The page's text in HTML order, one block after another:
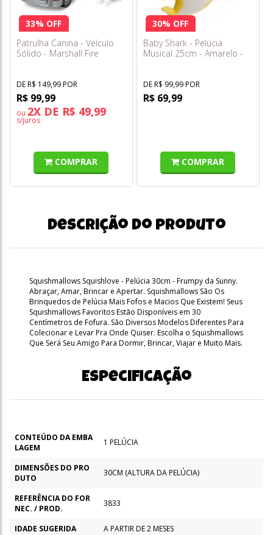
33% OFF
Patrulha Canina - Veículo
Sólido - Marshall Fire
DE R$ 149,99 POR
R$ 99,99
ou 2X DE R$ 49,99
s/juros
COMPRAR
30% OFF
Baby Shark - Pelúcia
Musical 25cm - Amarelo -
DE R$ 99,99 POR
R$ 69,99
COMPRAR
Descrição do produto
Squishmallows Squishlove - Pelúcia 30cm - Frumpy da Sunny.
Abraçar, Amar, Brincar e Apertar. Squishmallows São Os
Brinquedos de Pelúcia Mais Fofos e Macios Que Existem! Seus
Squishmallows Favoritos Estão Disponíveis em 30
Centímetros de Fofura. São Diversos Modelos Diferentes Para
Colecionar e Levar Pra Onde Quiser. Escolha o Squishmallows
Que Será Seu Amigo Para Dormir, Brincar, Viajar e Muito Mais.
Especificação
CONTEÚDO DA EMBA
LAGEM
1 PELÚCIA
DIMENSÕES DO PRO
DUTO
30CM (ALTURA DA PELÚCIA)
REFERÊNCIA DO FOR
NEC. / PROD.
3833
IDADE SUGERIDA
A PARTIR DE 2 MESES